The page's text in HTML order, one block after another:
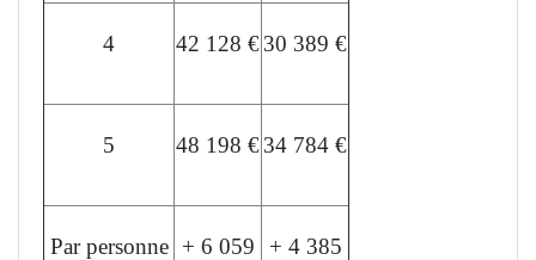
4 42 128 €30 389 €
5 48 198 €34 784 €
Par personne + 6 059
+ 4 385